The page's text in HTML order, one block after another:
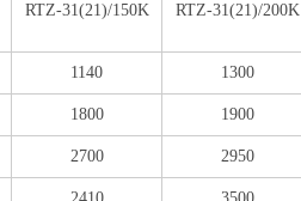
RTZ-31(21)/150K RTZ-31(21)/200K
1140 1300
1800 1900
2700 2950